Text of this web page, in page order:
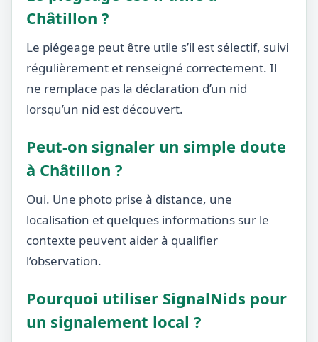
Châtillon ?
Le piégeage peut être utile s’il est sélectif, suivi
régulièrement et renseigné correctement. Il
ne remplace pas la déclaration d’un nid
lorsqu’un nid est découvert.
Peut-on signaler un simple doute
à Châtillon ?
Oui. Une photo prise à distance, une
localisation et quelques informations sur le
contexte peuvent aider à qualifier
l’observation.
Pourquoi utiliser SignalNids pour
un signalement local ?